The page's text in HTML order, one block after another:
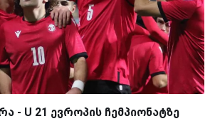
- U 21 ევროპის ჩემპიონატზე